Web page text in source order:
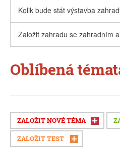
Kolik bude stát výstavba
Založit zahradu se zahradním
Oblíbená
ZALOŽIT NOVÉ TÉMA
ZALOŽIT TEST